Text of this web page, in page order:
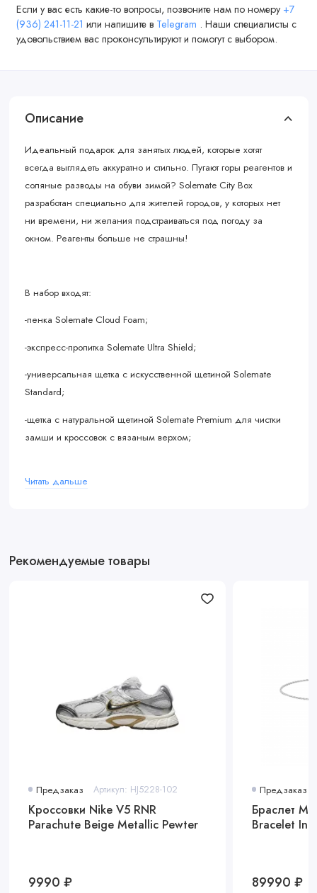
Если у вас есть какие-то вопросы, позвоните нам по номеру +7
(936) 241-11-21 или напишите в Telegram . Наши специалисты с
удовольствием вас проконсультируют и помогут с выбором.
Описание
Идеальный подарок для занятых людей, которые хотят
всегда выглядеть аккуратно и стильно. Пугают горы реагентов и
соляные разводы на обуви зимой? Solemate City Box
разработан специально для жителей городов, у которых нет
ни времени, ни желания подстраиваться под погоду за
окном. Реагенты больше не страшны!
В набор входят:
-пенка Solemate Cloud Foam;
-экспресс-пропитка Solemate Ultra Shield;
-универсальная щетка с искусственной щетиной Solemate
Standard;
-щетка с натуральной щетиной Solemate Premium для чистки
замши и кроссовок с вязаным верхом;
и обуви с грубым тканевым верхом;
Читать дальше
Рекомендуемые товары
Предзаказ Артикул: HJ5228-102
Кроссовки Nike V5 RNR
Parachute Beige Metallic Pewter
9990 ₽
Предзаказ
Браслет
Bracelet In
89990 ₽